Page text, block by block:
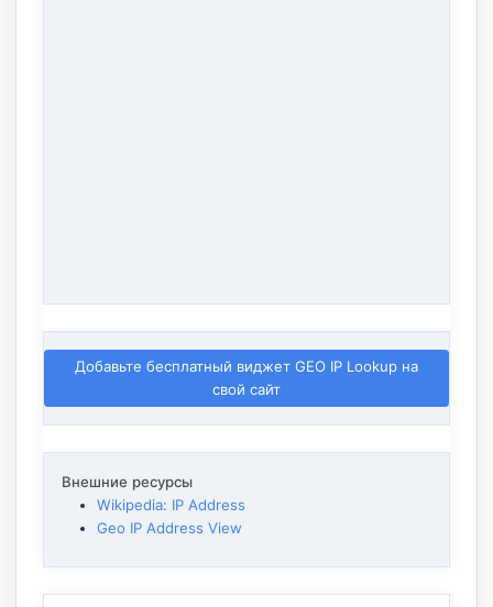
Добавьте бесплатный виджет GEO IP Lookup на
свой сайт
Внешние ресурсы
Wikipedia: IP Address
Geo IP Address View